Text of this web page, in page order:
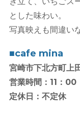
とした味わい。
写真映えも間違い
■cafe mina
宮崎市下北方町上
営業時間：11：
定休日：不定休